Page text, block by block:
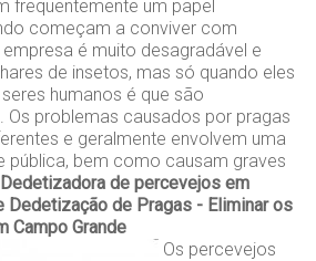
frequentemente um papel
começam a conviver com
é muito desagradável e
de insetos, mas só quando eles
humanos é que são
Os problemas causados por pragas
e geralmente envolvem uma
pública, bem como causam graves
Dedetizadora de percevejos em
Dedetização de Pragas - Eliminar os
Campo Grande
Os percevejos